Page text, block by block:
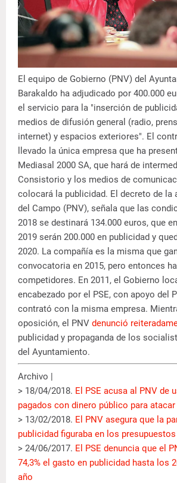
El equipo de Gobierno (PNV) del
Barakaldo ha adjudicado por 400.000
el servicio para la "inserción de
medios de difusión general (radio,
internet) y espacios exteriores". El
llevado la única empresa que ha
Mediasal 2000 SA, que hará de
Consistorio y los medios de
colocará la publicidad. El decreto de la
del Campo (PNV), señala que las
2018 se destinará 134.000 euros, que
2019 serán 200.000 en publicidad y
2020. La compañía es la misma que
convocatoria en 2015, pero entonces
competidores. En 2011, el Gobierno
encabezado por el PSE, con apoyo del
contrató con la misma empresa.
oposición, el PNV denunció
publicidad y propaganda de los
del Ayuntamiento.
Archivo |
> 18/04/2018. El PSE acusa al PNV de
pagados con dinero público para
> 13/02/2018. El PNV asegura que la
publicidad figuraba en los
> 24/06/2017. El PSE denuncia que el
74,3% el gasto en publicidad hasta los
año